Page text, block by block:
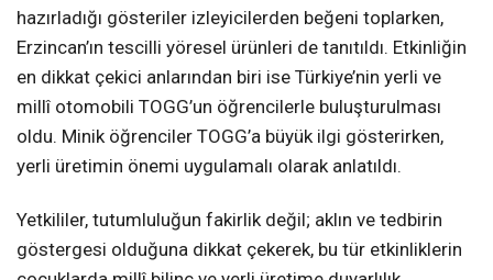
hazırladığı gösteriler izleyicilerden beğeni toplarken,
Erzincan’ın tescilli yöresel ürünleri de tanıtıldı. Etkinliğin
en dikkat çekici anlarından biri ise Türkiye’nin yerli ve
millî otomobili TOGG’un öğrencilerle buluşturulması
oldu. Minik öğrenciler TOGG’a büyük ilgi gösterirken,
yerli üretimin önemi uygulamalı olarak anlatıldı.
Yetkililer, tutumluluğun fakirlik değil; aklın ve tedbirin
göstergesi olduğuna dikkat çekerek, bu tür etkinliklerin